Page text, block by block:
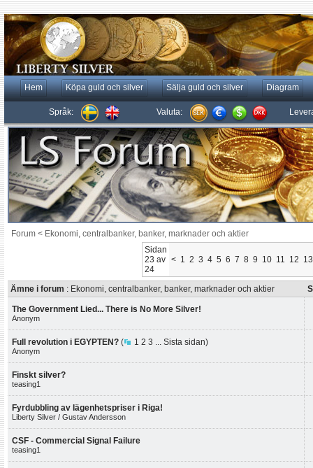
Hem Köpa guld och silver Sälja guld och silver Diagram
Språk: Valuta:
Forum < Ekonomi, centralbanker, banker, marknader och aktier
Sidan
23 av
24
< 1 2 3 4 5 6 7 8 9 10 11 12 13
Ämne i forum : Ekonomi, centralbanker, banker, marknader och aktier
The Government Lied... There is No More Silver!
Anonym
Full revolution i EGYPTEN? ( 1 2 3 ... Sista sidan)
Anonym
Finskt silver?
teasing1
Fyrdubbling av lägenhetspriser i Riga!
Liberty Silver / Gustav Andersson
CSF - Commercial Signal Failure
teasing1